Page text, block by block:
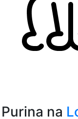
Purina na